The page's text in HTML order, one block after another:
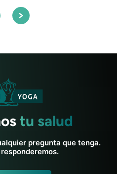
tu salud
pregunta que tenga.